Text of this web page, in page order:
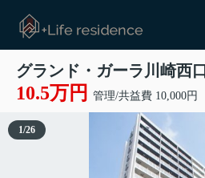
グランド・ガーラ川崎西口
10.5万円 管理/共益費 10,000円
1/26